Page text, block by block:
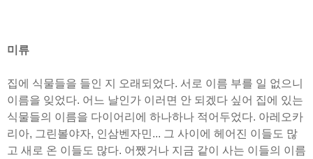
미류
집에 식물들을 들인 지 오래되었다. 서로 이름 부를 일 없으니
이름을 잊었다. 어느 날인가 이러면 안 되겠다 싶어 집에 있는
식물들의 이름을 다이어리에 하나하나 적어두었다. 아레오카
리아, 그린볼야자, 인삼벤자민... 그 사이에 헤어진 이들도 많
고 새로 온 이들도 많다. 어쨌거나 지금 같이 사는 이들의 이름